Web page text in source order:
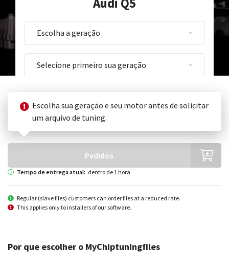
Escolha sua geração
Escolha sua geração e seu motor antes de solicitar
um arquivo de tuning.
Pedidos
Tempo de entrega atual: dentro de 1 hora
Regular (slave files) customers can order files at a reduced rate.
This applies only to installers of our software.
Por que escolher o MyChiptuningfiles